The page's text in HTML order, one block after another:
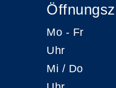
Mo - Fr
Uhr
Mi / Do